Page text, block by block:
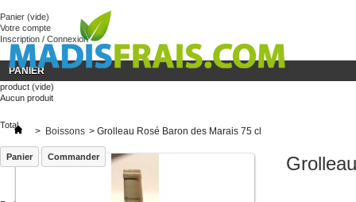
Panier (vide)
Votre compte
Inscription / Connexion
PANIER
product (vide)
Aucun produit
Total
Panier Commander
> Boissons > Grolleau Rosé Baron des Marais 75 cl